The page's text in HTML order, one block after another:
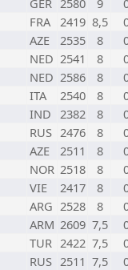
GER 2580 9
FRA 2419 8,5
AZE 2535 8
NED 2541 8
NED 2586 8
ITA 2540 8
IND 2382 8
RUS 2476 8
AZE 2511 8
NOR 2518 8
VIE 2417 8
ARG 2528 8
ARM 2609 7,5
TUR 2422 7,5
RUS 2511 7,5